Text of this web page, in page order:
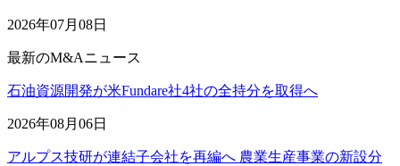
2026年07月08日
最新のM&Aニュース
石油資源開発が米Fundare社4社の全持分を取得へ
2026年08月06日
アルプス技研が連結子会社を再編へ 農業生産事業の新設分